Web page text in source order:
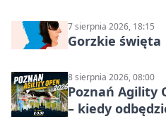
7 sierpnia 2026, 18:15
Gorzkie
8 sierpnia 2026, 08:00
Poznań Agility
– kiedy